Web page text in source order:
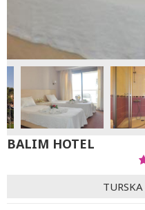
BALIM HOTEL
TURSKA